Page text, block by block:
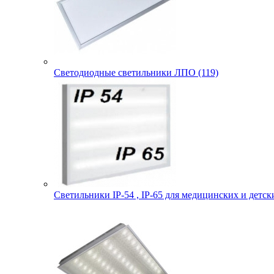
Светодиодные светильники ЛПО (119)
Светильники IP-54 , IP-65 для медицинских и